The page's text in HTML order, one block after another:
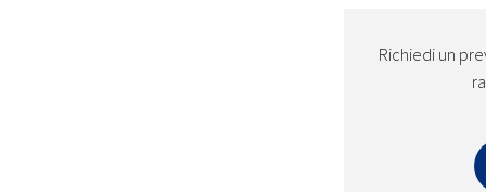
Richiedi un